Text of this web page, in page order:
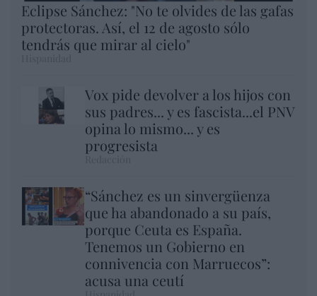
Eclipse Sánchez: "No te olvides de las gafas
protectoras. Así, el 12 de agosto sólo
tendrás que mirar al cielo"
Vox pide devolver a los hijos con
sus padres... y es fascista...el PNV
opina lo mismo... y es
progresista
“Sánchez es un sinvergüenza
que ha abandonado a su país,
porque Ceuta es España.
Tenemos un Gobierno en
connivencia con Marruecos”:
acusa una ceutí